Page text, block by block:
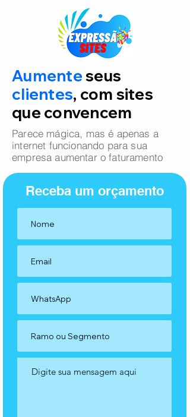
Aumenteseus
clientes, com sites
que convencem
Parece mágica, mas é apenas a
internet funcionando para sua
empresa aumentar o faturamento
Receba um orçamento